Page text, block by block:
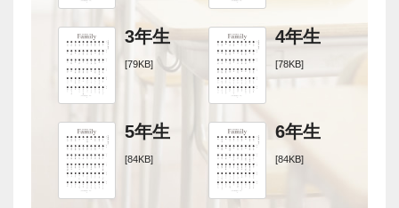
3年生
[79KB]
4年生
[78KB]
5年生
[84KB]
6年生
[84KB]